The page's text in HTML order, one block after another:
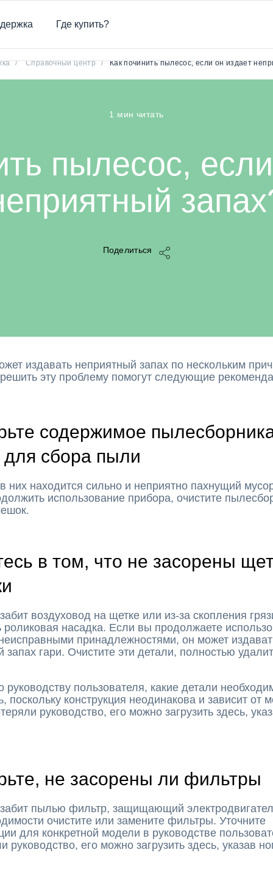
Где купить?
/ Справочный центр / Как починить пылесос, если он издает
1 мин читать
пылесос,
Поделиться
Как починить пылесос, если он издает неприятный запах?
издавать неприятный запах по нескольким
эту проблему помогут следующие
содержимое
сбора пыли
них находится сильно и неприятно пахнущий
использование прибора, очистите
в том, что не засорены
воздуховод на щетке или из-за скопления
роликовая насадка. Если вы продолжаете
принадлежностями, он может
запах гари. Очистите эти детали, полностью
руководству пользователя, какие детали
поскольку конструкция неодинакова и зависит от
руководство, его можно загрузить здесь,
не засорены ли фильтры
пылью фильтр, защищающий
очистите или замените фильтры. Уточните
для конкретной модели в руководстве
руководство, его можно загрузить здесь, указав